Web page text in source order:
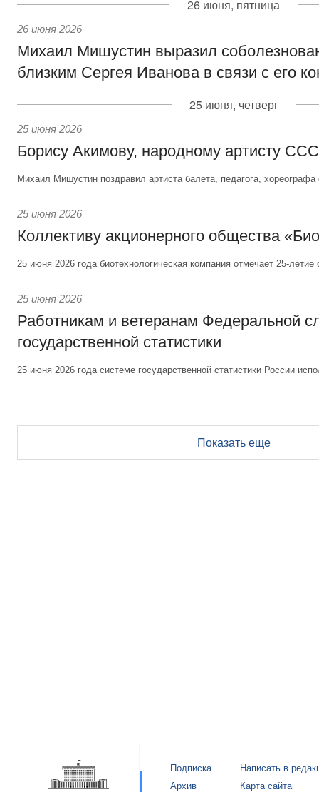
26 июня, пятница
26 июня 2026
Михаил Мишустин выразил
близким Сергея Иванова в связи с его
25 июня, четверг
25 июня 2026
Борису Акимову, народному артисту
Михаил Мишустин поздравил артиста балета, педагога,
25 июня 2026
Коллективу акционерного общества
25 июня 2026 года биотехнологическая компания отмечает 25-летие
25 июня 2026
Работникам и ветеранам Федеральной
государственной статистики
25 июня 2026 года системе государственной статистики России
Показать еще
Подписка
Архив
Написать в
Карта сайта